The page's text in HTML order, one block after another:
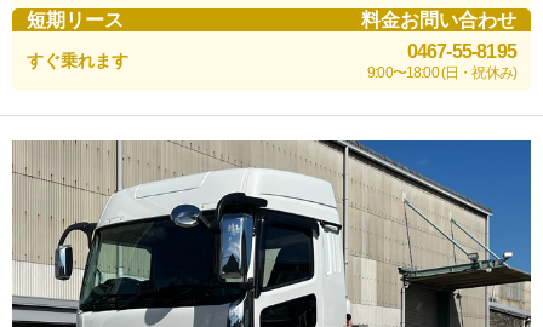
短期リース 料金お問い合わせ
すぐ乗れます 0467-55-8195
9:00〜18:00 (日・祝休み)